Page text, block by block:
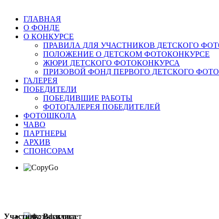
ГЛАВНАЯ
О ФОНДЕ
О КОНКУРСЕ
ПРАВИЛА ДЛЯ УЧАСТНИКОВ ДЕТСКОГО
ПОЛОЖЕНИЕ О ДЕТСКОМ ФОТОКОНКУРСЕ
ЖЮРИ ДЕТСКОГО ФОТОКОНКУРСА
ПРИЗОВОЙ ФОНД ПЕРВОГО ДЕТСКОГО
ГАЛЕРЕЯ
ПОБЕДИТЕЛИ
ПОБЕДИВШИЕ РАБОТЫ
ФОТОГАЛЕРЕЯ ПОБЕДИТЕЛЕЙ
ФОТОШКОЛА
ЧАВО
ПАРТНЕРЫ
АРХИВ
СПОНСОРАМ
Участник: Василиса